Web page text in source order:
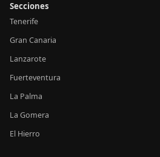
Secciones
Tenerife
Gran Canaria
Lanzarote
Fuerteventura
La Palma
La Gomera
El Hierro